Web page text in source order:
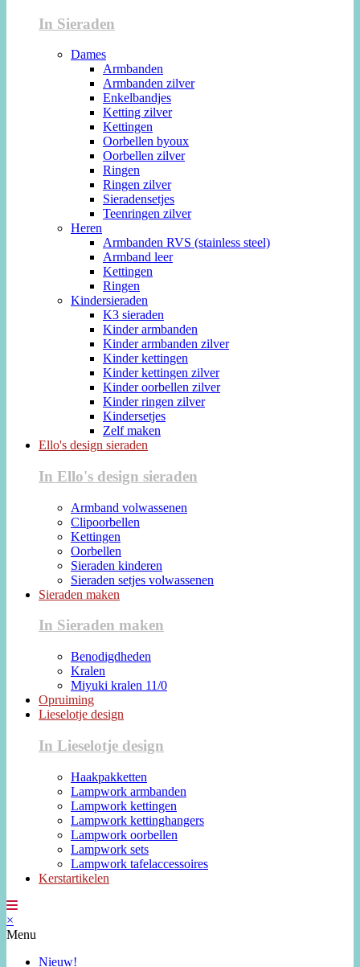
In Sieraden
Dames
Armbanden
Armbanden zilver
Enkelbandjes
Ketting zilver
Kettingen
Oorbellen byoux
Oorbellen zilver
Ringen
Ringen zilver
Sieradensetjes
Teenringen zilver
Heren
Armbanden RVS (stainless steel)
Armband leer
Kettingen
Ringen
Kindersieraden
K3 sieraden
Kinder armbanden
Kinder armbanden zilver
Kinder kettingen
Kinder kettingen zilver
Kinder oorbellen zilver
Kinder ringen zilver
Kindersetjes
Zelf maken
Ello's design sieraden
In Ello's design sieraden
Armband volwassenen
Clipoorbellen
Kettingen
Oorbellen
Sieraden kinderen
Sieraden setjes volwassenen
Sieraden maken
In Sieraden maken
Benodigdheden
Kralen
Miyuki kralen 11/0
Opruiming
Lieselotje design
In Lieselotje design
Haakpakketten
Lampwork armbanden
Lampwork kettingen
Lampwork kettinghangers
Lampwork oorbellen
Lampwork sets
Lampwork tafelaccessoires
Kerstartikelen
×
Menu
Nieuw!